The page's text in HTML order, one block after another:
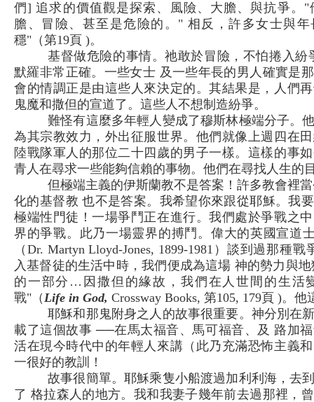
們] 追求的價值觀是探索、風險、大膽、與抗爭。"
膽、冒險、甚至是危險的。" 相反，許多女士與
穩"（第19頁 )。
基督做危險的事情。祂敢於冒險，不怕捲入紛
默羅非常正確。一些女士 及一些年長的男人確實是
會的情調正是由這些人來決定的。其結果是，人們
鬼魔和撒但的宣道了。這些人不想制造紛爭。
難怪有這麼多年輕人變成了穆斯林極端分子。
為其宗教效力，外出征服世界。他們就像上週四在
陸戰隊軍人的那位二十四歲的男子一樣。這樣的事
青人在尋求一些能夠信賴的事物。他們在尋找人生的
但極端主義的伊斯蘭教不是答案！許多教會裡
化的基督教 也不是答案。我希望你來跟從耶穌。我
極端性門徒！一場爭鬥正在進行。我們處於爭戰之
界的爭戰。此乃一場靈界的搏鬥。偉大的英國宣道
（Dr. Martyn Lloyd-Jones, 1899-1981）談到過那種
入基督徒的生活中時，我們便成為這場 神的勢力與
的一部分…因撒但的緣故，我們在人世間的生活
戰"（Life in God, Crossway Books, 第105, 179頁 )。
耶穌和那鬼附身之人的故事很重要。神分別在
載了這個故事 ──在馬太福音、馬可福音、及 路加
活在現今時代中的年輕人來講（此乃充滿恐怖主義
一很好的教訓！
故事很簡單。耶穌乘隻小船渡過加利利海，去
了 格拉森人的地方。我和我妻子幾年前去過那裡，